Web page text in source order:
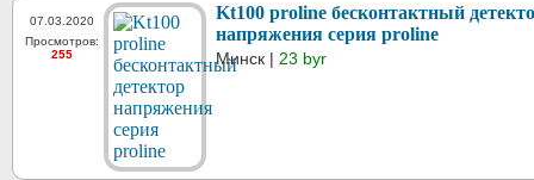
07.03.2020
Просмотров:
255
Kt100 proline бесконтактный
напряжения серия proline
Минск | 23 byr